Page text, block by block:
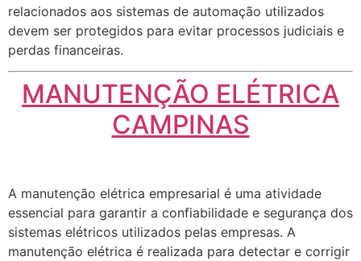
relacionados aos sistemas de automação utilizados
devem ser protegidos para evitar processos judiciais e
perdas financeiras.
MANUTENÇÃO ELÉTRICA
CAMPINAS
A manutenção elétrica empresarial é uma atividade
essencial para garantir a confiabilidade e segurança dos
sistemas elétricos utilizados pelas empresas. A
manutenção elétrica é realizada para detectar e corrigir